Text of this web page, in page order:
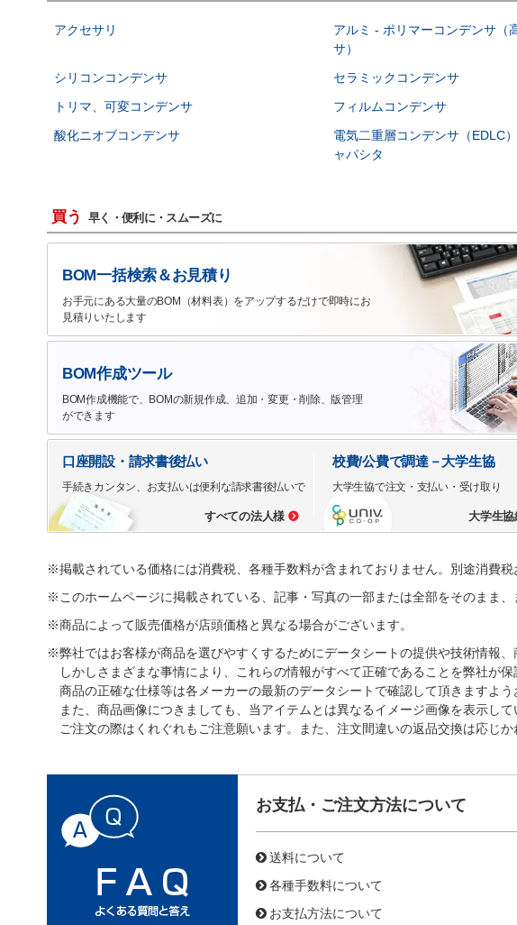
アクセサリ
アルミ - ポリマーコンデンサ（
サ）
シリコンコンデンサ セラミックコンデンサ
トリマ、可変コンデンサ
フィルムコンデンサ
酸化ニオブコンデンサ
電気二重層コンデンサ（EDLC
ャパシタ
買う 早く・便利に・スムーズに
BOM一括検索＆お見積り
お手元にある大量のBOM（材料表）をアップするだけで即時にお
見積りいたします
BOM作成ツール
BOM作成機能で、BOMの新規作成、追加・変更・削除、版管理
ができます
口座開設・請求書後払い
手続きカンタン、お支払いは便利な請求書後払いで
すべての法人様
校費/公費で調達－大学生協
大学生協で注文・支払い・受け取り
大学生
※掲載されている価格には消費税、各種手数料が含まれておりません。別途消費
※このホームページに掲載されている、記事・写真の一部または全部をそのまま
※商品によって販売価格が店頭価格と異なる場合がございます。
※弊社ではお客様が商品を選びやすくするためにデータシートの提供や技術情報、
しかしさまざまな事情により、これらの情報がすべて正確であることを弊社が保
商品の正確な仕様等は各メーカーの最新のデータシートで確認して頂きますよう
また、商品画像につきましても、当アイテムとは異なるイメージ画像を表示して
ご注文の際はくれぐれもご注意願います。また、注文間違いの返品交換は応じか
お支払・ご注文方法について
送料について
各種手数料について
お支払方法について